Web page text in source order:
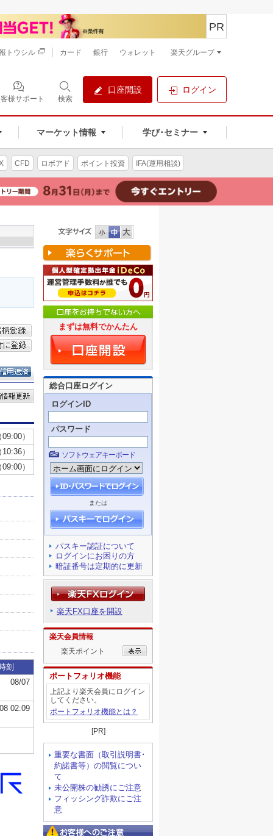
様サポート 検索
口座開設 ログイン
マーケット情報 学び･セミナー
PR
トウシル カード 銀行 ウォレット 楽天グループ
CFD ロボアド ポイント投資 IFA(運用相談)
まずは無料でかんたん
総合口座ログイン
ログインID
パスワード
ソフトウェアキーボード
または
パスキー認証について
ログインにお困りの方
暗証番号は定期的に更新
楽天FX口座を開設
楽天会員情報
楽天ポイント
ポートフォリオ機能
上記より楽天会員にログイン
してください。
ポートフォリオ機能とは？
[PR]
重要な書面（取引説明書･
約諾書等）の閲覧につい
て
未公開株の勧誘にご注意
フィッシング詐欺にご注
意